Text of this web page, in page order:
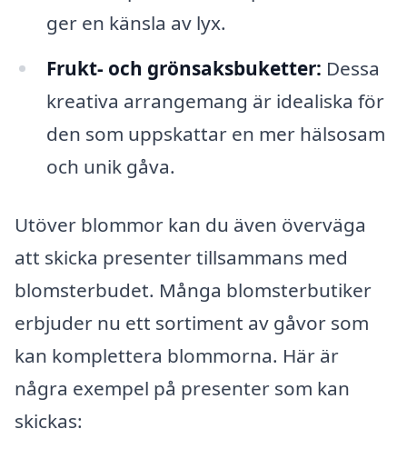
ger en känsla av lyx.
Frukt- och grönsaksbuketter: Dessa
kreativa arrangemang är idealiska för
den som uppskattar en mer hälsosam
och unik gåva.
Utöver blommor kan du även överväga
att skicka presenter tillsammans med
blomsterbudet. Många blomsterbutiker
erbjuder nu ett sortiment av gåvor som
kan komplettera blommorna. Här är
några exempel på presenter som kan
skickas: